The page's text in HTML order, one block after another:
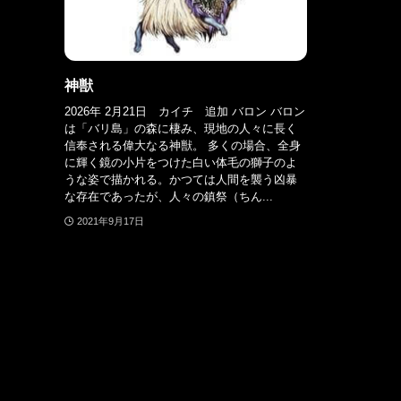
神獣
2026年 2月21日 カイチ 追加 バロン バロン
は「バリ島」の森に棲み、現地の人々に長く
信奉される偉大なる神獣。 多くの場合、全身
に輝く鏡の小片をつけた白い体毛の獅子のよ
うな姿で描かれる。かつては人間を襲う凶暴
な存在であったが、人々の鎮祭（ちん...
2021年9月17日